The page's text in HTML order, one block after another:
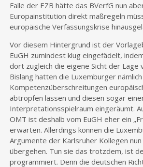
Falle der EZB hätte das BVerfG nun
Europainstitution direkt maßregeln
europäische Verfassungskrise
Vor diesem Hintergrund ist der
EuGH zumindest klug eingefädelt,
dort zugleich die eigene Sicht der Lage
Bislang hatten die Luxemburger
Kompetenzüberschreitungen
abtropfen lassen und diesen sogar
Interpretationsspielraum eingeräumt.
OMT ist deshalb vom EuGH eher ein
erwarten. Allerdings können die
Argumente der Karlsruher Kollegen nun
übergehen. Tun sie das trotzdem, ist
programmiert. Denn die deutschen